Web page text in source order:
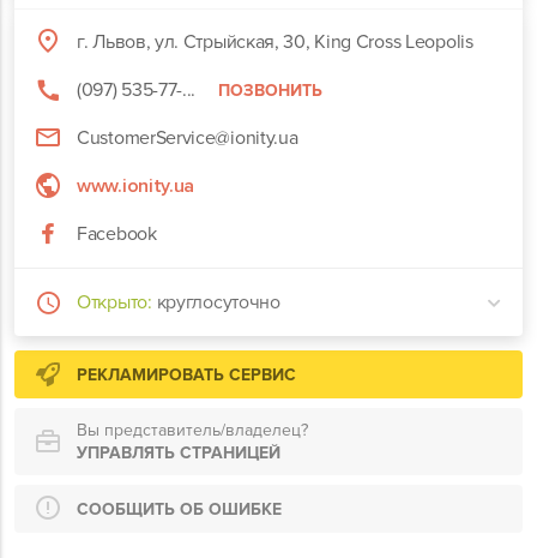
г. Львов, ул. Стрыйская, 30, King Cross Leopolis
(097) 535-77-...
ПОЗВОНИТЬ
CustomerService@ionity.ua
www.ionity.ua
Facebook
Открыто: круглосуточно
РЕКЛАМИРОВАТЬ СЕРВИС
Вы представитель/владелец?
УПРАВЛЯТЬ СТРАНИЦЕЙ
СООБЩИТЬ ОБ ОШИБКЕ